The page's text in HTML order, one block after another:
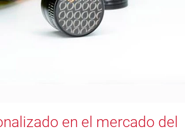
en el mercado del